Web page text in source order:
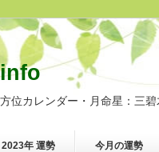
info
位カレンダー・月命星：三碧
2023年 運勢 今月の運勢